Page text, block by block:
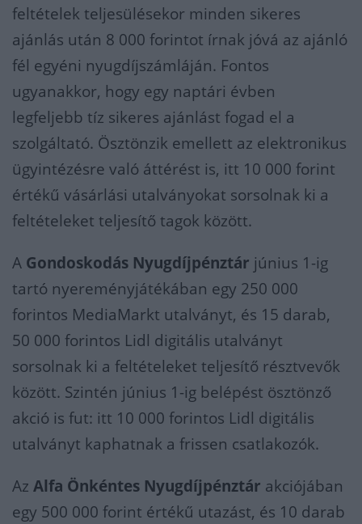
feltételek teljesülésekor minden sikeres
ajánlás után 8 000 forintot írnak jóvá az ajánló
fél egyéni nyugdíjszámláján. Fontos
ugyanakkor, hogy egy naptári évben
legfeljebb tíz sikeres ajánlást fogad el a
szolgáltató. Ösztönzik emellett az elektronikus
ügyintézésre való áttérést is, itt 10 000 forint
értékű vásárlási utalványokat sorsolnak ki a
feltételeket teljesítő tagok között.
A Gondoskodás Nyugdíjpénztár június 1-ig
tartó nyereményjátékában egy 250 000
forintos MediaMarkt utalványt, és 15 darab,
50 000 forintos Lidl digitális utalványt
sorsolnak ki a feltételeket teljesítő résztvevők
között. Szintén június 1-ig belépést ösztönző
akció is fut: itt 10 000 forintos Lidl digitális
utalványt kaphatnak a frissen csatlakozók.
Az Alfa Önkéntes Nyugdíjpénztár akciójában
egy 500 000 forint értékű utazást, és 10 darab